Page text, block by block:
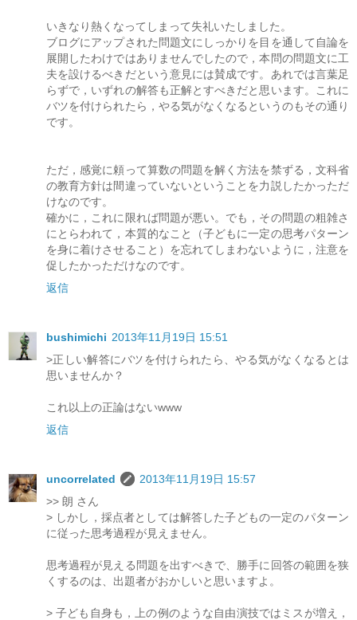
いきなり熱くなってしまって失礼いたしました。
ブログにアップされた問題文にしっかりを目を通して自論を
展開したわけではありませんでしたので，本問の問題文に工
夫を設けるべきだという意見には賛成です。あれでは言葉足
らずで，いずれの解答も正解とすべきだと思います。これに
バツを付けられたら，やる気がなくなるというのもその通り
です。
ただ，感覚に頼って算数の問題を解く方法を禁ずる，文科省
の教育方針は間違っていないということを力説したかっただ
けなのです。
確かに，これに限れば問題が悪い。でも，その問題の粗雑さ
にとらわれて，本質的なこと（子どもに一定の思考パターン
を身に着けさせること）を忘れてしまわないように，注意を
促したかっただけなのです。
返信
bushimichi 2013年11月19日 15:51
>正しい解答にバツを付けられたら、やる気がなくなるとは
思いませんか？
これ以上の正論はないwww
返信
uncorrelated
2013年11月19日 15:57
>> 朗 さん
> しかし，採点者としては解答した子どもの一定のパターン
に従った思考過程が見えません。
思考過程が見える問題を出すべきで、勝手に回答の範囲を狭
くするのは、出題者がおかしいと思いますよ。
> 子ども自身も，上の例のような自由演技ではミスが増え，